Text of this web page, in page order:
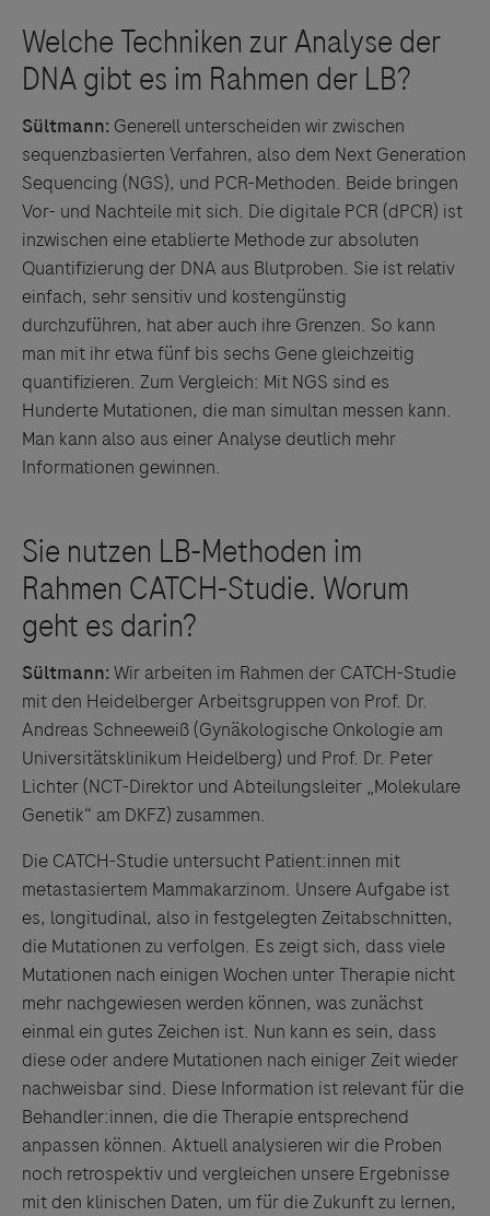
Sültmann: Generell unterscheiden wir zwischen
sequenzbasierten Verfahren, also dem Next Generation
Sequencing (NGS), und PCR-Methoden. Beide bringen
Vor- und Nachteile mit sich. Die digitale PCR (dPCR) ist
inzwischen eine etablierte Methode zur absoluten
Quantifizierung der DNA aus Blutproben. Sie ist relativ
einfach, sehr sensitiv und kostengünstig
durchzuführen, hat aber auch ihre Grenzen. So kann
man mit ihr etwa fünf bis sechs Gene gleichzeitig
quantifizieren. Zum Vergleich: Mit NGS sind es
Hunderte Mutationen, die man simultan messen kann.
Man kann also aus einer Analyse deutlich mehr
Informationen gewinnen.
Sültmann: Wir arbeiten im Rahmen der CATCH-Studie
mit den Heidelberger Arbeitsgruppen von Prof. Dr.
Andreas Schneeweiß (Gynäkologische Onkologie am
Universitätsklinikum Heidelberg) und Prof. Dr. Peter
Lichter (NCT-Direktor und Abteilungsleiter „Molekulare
Genetik“ am DKFZ) zusammen.
Die CATCH-Studie untersucht Patient:innen mit
metastasiertem Mammakarzinom. Unsere Aufgabe ist
es, longitudinal, also in festgelegten Zeitabschnitten,
die Mutationen zu verfolgen. Es zeigt sich, dass viele
Mutationen nach einigen Wochen unter Therapie nicht
mehr nachgewiesen werden können, was zunächst
einmal ein gutes Zeichen ist. Nun kann es sein, dass
diese oder andere Mutationen nach einiger Zeit wieder
nachweisbar sind. Diese Information ist relevant für die
Behandler:innen, die die Therapie entsprechend
anpassen können. Aktuell analysieren wir die Proben
noch retrospektiv und vergleichen unsere Ergebnisse
mit den klinischen Daten, um für die Zukunft zu lernen,